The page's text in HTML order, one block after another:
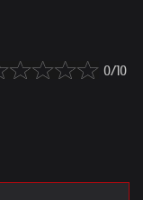
0/10